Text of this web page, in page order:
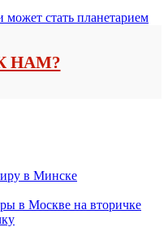
может стать планетарием
НАМ?
в Минске
в Москве на вторичке